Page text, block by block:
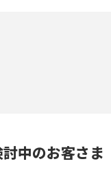
討中のお客さま